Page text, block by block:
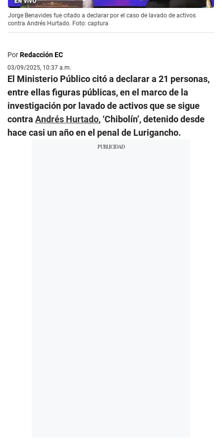
Jorge Benavides fue citado a declarar por el caso de lavado de activos
contra Andrés Hurtado. Foto: captura
PorRedacción EC
03/09/2025, 10:37 a.m.
El Ministerio Público citó a declarar a 21 personas,
entre ellas figuras públicas, en el marco de la
investigación por lavado de activos que se sigue
contra Andrés Hurtado, ‘Chibolín’, detenido desde
hace casi un año en el penal de Lurigancho.